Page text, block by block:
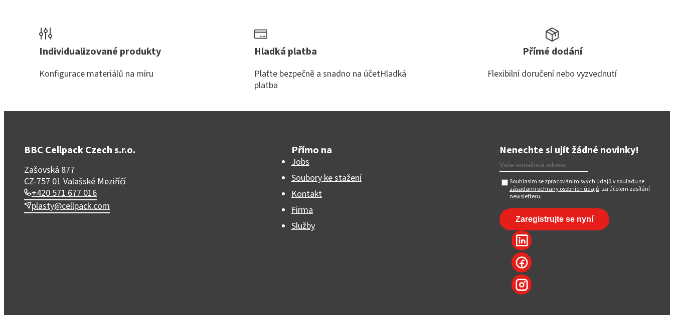
Individualizované produkty
Konfigurace materiálů na míru
Hladká platba
Plaťte bezpečně a snadno na účetHladká
platba
Přímé dodání
Flexibilní doručení nebo vyzvednutí
BBC Cellpack Czech s.r.o.
Zašovská 877
CZ-757 01 Valašské Meziříčí
+420 571 677 016
plasty@cellpack.com
Přímo na
Jobs
Soubory ke stažení
Kontakt
Firma
Služby
Nenechte si ujít žádné novinky!
Souhlasím se zpracováním svých údajů v souladu se
zásadami ochrany osobních údajů. za účelem zasílání
newsletteru.